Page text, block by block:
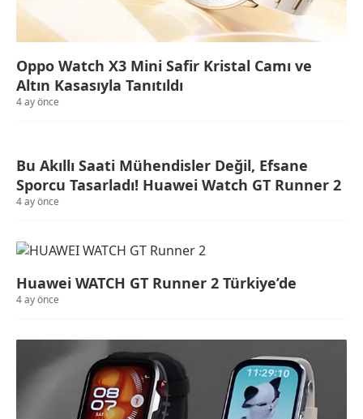
Oppo Watch X3 Mini Safir Kristal Camı ve
Altın Kasasıyla Tanıtıldı
4 ay önce
Bu Akıllı Saati Mühendisler Değil, Efsane
Sporcu Tasarladı! Huawei Watch GT Runner 2
4 ay önce
Huawei WATCH GT Runner 2 Türkiye’de
4 ay önce